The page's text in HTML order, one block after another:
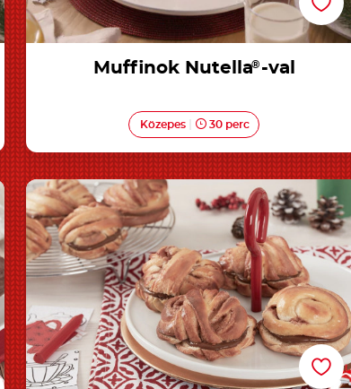
Muffinok Nutella® -val
Közepes 30 perc
Fonott, fahéjas briós Nutella<sup>®</sup>-val